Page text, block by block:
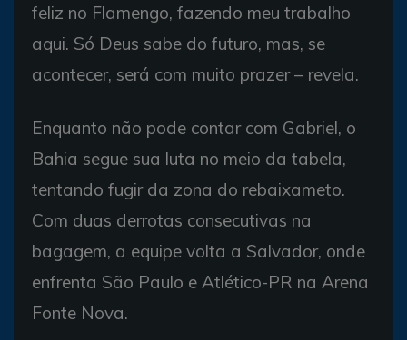
feliz no Flamengo, fazendo meu trabalho
aqui. Só Deus sabe do futuro, mas, se
acontecer, será com muito prazer – revela.
Enquanto não pode contar com Gabriel, o
Bahia segue sua luta no meio da tabela,
tentando fugir da zona do rebaixameto.
Com duas derrotas consecutivas na
bagagem, a equipe volta a Salvador, onde
enfrenta São Paulo e Atlético-PR na Arena
Fonte Nova.